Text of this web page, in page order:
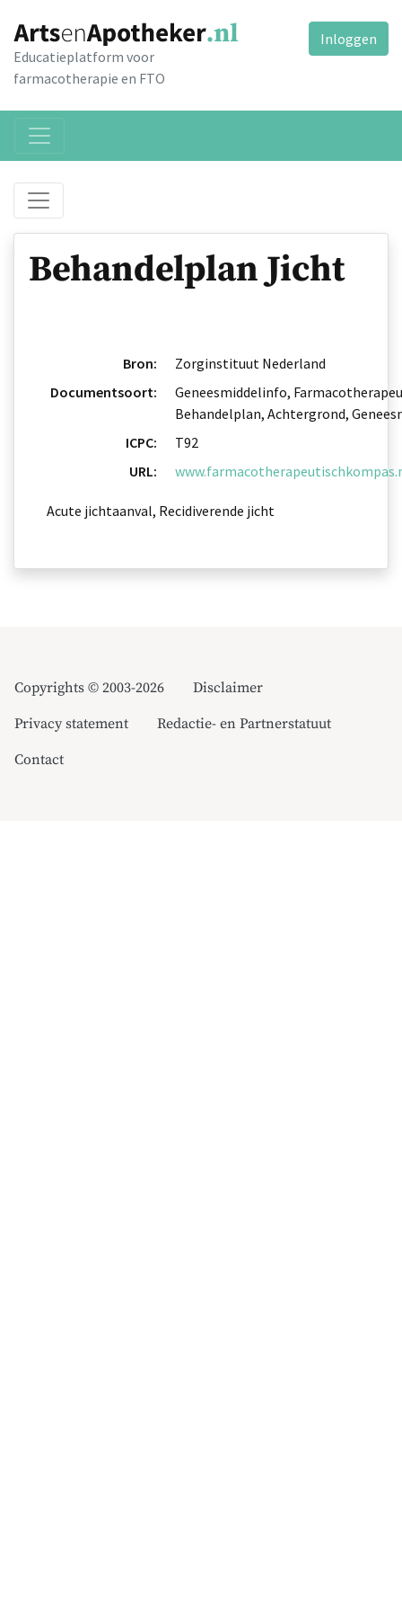
Educatieplatform voor
farmacotherapie en FTO
Inloggen
Behandelplan Jicht
Bron:
Zorginstituut Nederland
Documentsoort:
Geneesmiddelinfo,
Behandelplan, Achtergrond,
ICPC:
T92
URL:
Acute jichtaanval, Recidiverende jicht
Copyrights © 2003-2026
Disclaimer
Privacy statement
Redactie- en Partnerstatuut
Contact